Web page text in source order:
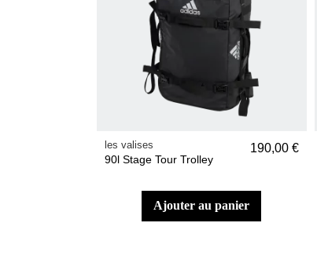
les valises
90l Stage Tour Trolley
190,00 €
ajouter au panier